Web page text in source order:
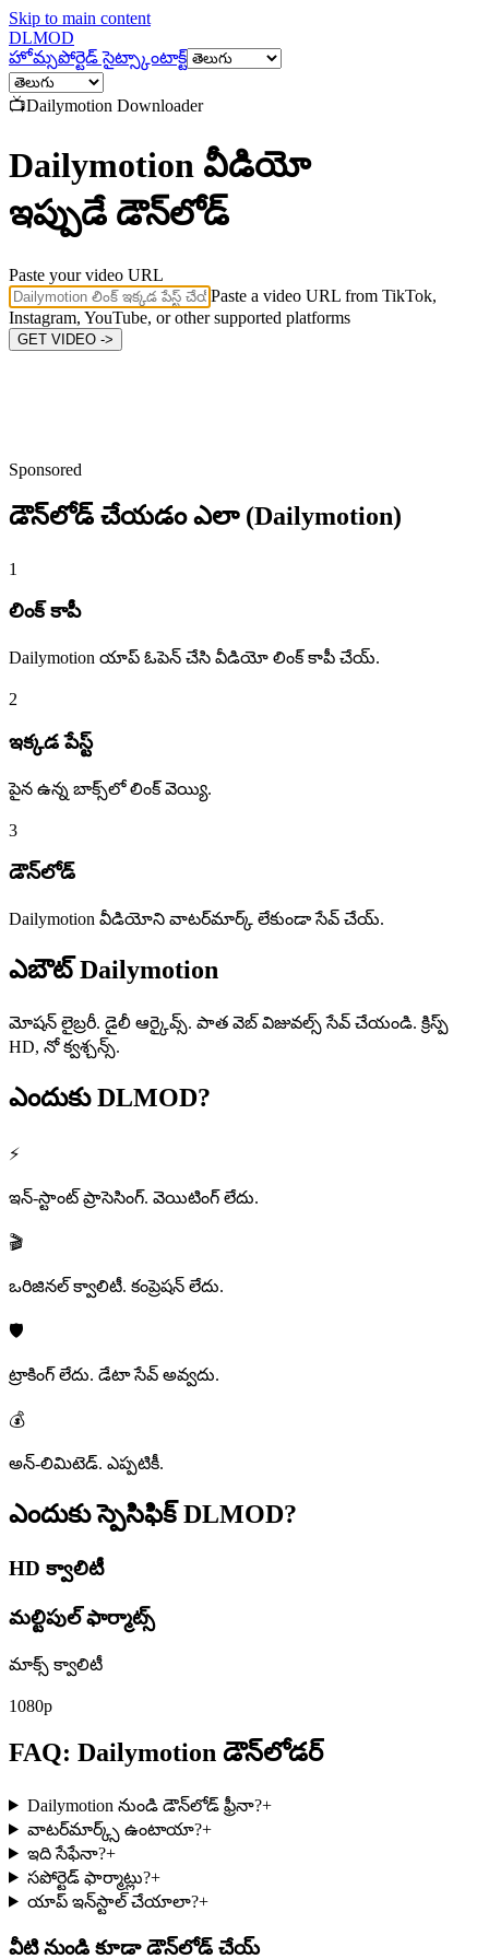
Skip to main content
DLMOD
హోమ్సపోర్టెడ్ సైట్స్కాంటాక్ట్
📺Dailymotion Downloader
Dailymotion వీడియో
ఇప్పుడే డౌన్‌లోడ్
Paste your video URL
Paste a video URL from TikTok,
Instagram, YouTube, or other supported platforms
GET VIDEO ->
Sponsored
డౌన్‌లోడ్ చేయడం ఎలా (Dailymotion)
1
లింక్ కాపీ
Dailymotion యాప్ ఓపెన్ చేసి వీడియో లింక్ కాపీ చేయ్.
2
ఇక్కడ పేస్ట్
పైన ఉన్న బాక్స్‌లో లింక్ వెయ్యి.
3
డౌన్‌లోడ్
Dailymotion వీడియోని వాటర్‌మార్క్ లేకుండా సేవ్ చేయ్.
ఎబౌట్ Dailymotion
మోషన్ లైబ్రరీ. డైలీ ఆర్కైవ్స్. పాత వెబ్ విజువల్స్ సేవ్ చేయండి. క్రిస్ప్
HD, నో క్వశ్చన్స్.
ఎందుకు DLMOD?
⚡
ఇన్-స్టాంట్ ప్రాసెసింగ్. వెయిటింగ్ లేదు.
🎬
ఒరిజినల్ క్వాలిటీ. కంప్రెషన్ లేదు.
🛡️
ట్రాకింగ్ లేదు. డేటా సేవ్ అవ్వదు.
💰
అన్-లిమిటెడ్. ఎప్పటికీ.
ఎందుకు స్పెసిఫిక్ DLMOD?
HD క్వాలిటీ
మల్టిపుల్ ఫార్మాట్స్
మాక్స్ క్వాలిటీ
1080p
FAQ: Dailymotion డౌన్‌లోడర్
Dailymotion నుండి డౌన్‌లోడ్ ఫ్రీనా?+
వాటర్‌మార్క్స్ ఉంటాయా?+
ఇది సేఫేనా?+
సపోర్టెడ్ ఫార్మాట్లు?+
యాప్ ఇన్‌స్టాల్ చేయాలా?+
వీటి నుండి కూడా డౌన్‌లోడ్ చేయ్